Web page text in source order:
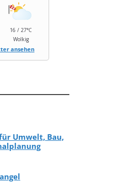
16 / 27°C
Wolkig
ansehen
Umwelt, Bau,